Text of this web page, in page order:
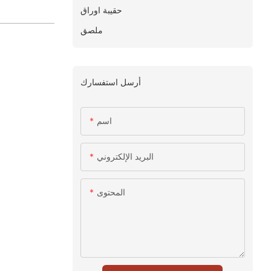
حقيبة اوراق
ملصق
أرسل استفسارك
اسم
البريد الإلكتروني
المحتوى